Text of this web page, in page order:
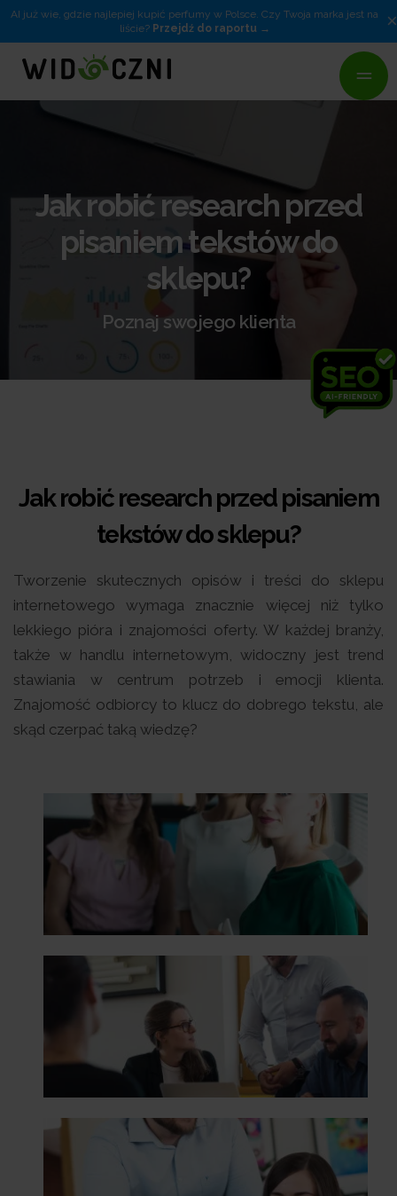
AI już wie, gdzie najlepiej kupić perfumy w Polsce. Czy Twoja marka jest na
liście? Przejdź do raportu ×
Jak robić research przed
pisaniem tekstów do
sklepu?
Poznaj swojego klienta
Jak robić research przed pisaniem
tekstów do sklepu?
Tworzenie skutecznych opisów i treści do sklepu
internetowego wymaga znacznie więcej niż tylko
lekkiego pióra i znajomości oferty. W każdej branży,
także w handlu internetowym, widoczny jest trend
stawiania w centrum potrzeb i emocji klienta.
Znajomość odbiorcy to klucz do dobrego tekstu, ale
skąd czerpać taką wiedzę?